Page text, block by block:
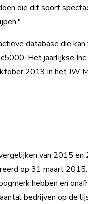
die dit soort
database die kan
Het jaarlijkse
2019 in het JW
van 2015 en
op 31 maart
hebben en
bedrijven op de